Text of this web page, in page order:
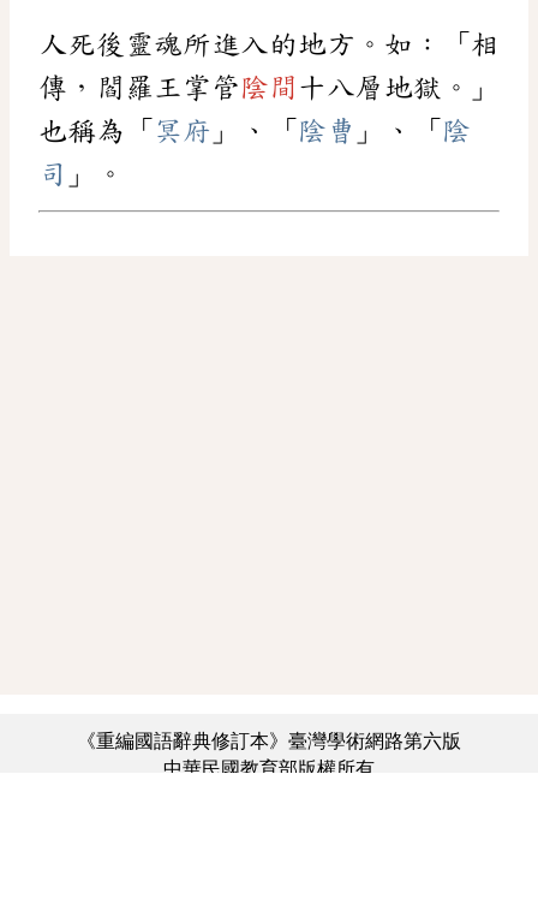
人死後靈魂所進入的地方。如：「相
傳，閻羅王掌管陰間 十八層地獄。」
也稱為「 冥府 」、「 陰曹 」、「 陰
司 」。
《重編國語辭典修訂本》臺灣學術網路第六版
中華民國教育部版權所有